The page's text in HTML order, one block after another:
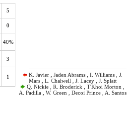
5
0
40%
3
1
K. Javier , Jaden Abrams , I. Williams , J.
Mars , L. Chalwell , J. Lacey , J. Splatt
Q. Nickie , R. Broderick , T'Khoi Morton ,
A. Padilla , W. Green , Decoi Prince , A. Santos